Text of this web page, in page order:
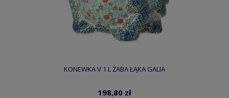
KONEWKA V 1 L ŻABA ŁĄKA GALIA
198,80 zł